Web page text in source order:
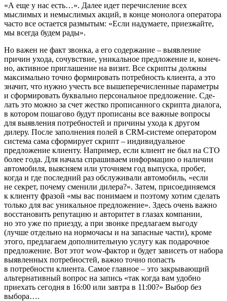
«А еще у нас есть…». Далее идет перечисление всех
мыслимых и немысли­мых акций, в конце монолога оператора
часто все остается размытым: «Если наду­маете, приезжайте,
мы всегда будем рады».
Но важен не факт звонка, а его содер­жание – выявление
причин ухода, сочув­ствие, уникальное предложение и, конеч­
но, активное приглашение на визит. Все скрипты должны
максимально точно фор­мировать потребность клиента, а это
зна­чит, что нужно учесть все вышеперечис­ленные параметры
и сформировать бук­вально персональное предложение. Сде­
лать это можно за счет жестко прописан­ного скрипта диалога,
в котором пошаго­во будут прописаны все важные вопросы
для выявления потребностей и причины ухода к другом
дилеру. После заполнения полей в CRM-системе оператором
систе­ма сама сформирует скрипт – индивидуальное
предложение клиенту. Напри­мер, если клиент не был на СТО
более года. Для начала спрашиваем информа­цию о наличии
автомобиля, выясняем или уточняем год выпуска, пробег,
когда и где последний раз обслуживали автомо­биль, «если
не секрет, почему сменили дилера?». Затем, присоединяемся
к кли­енту фразой «мы вас понимаем и поэтому хотим сделать
только для вас уникальное предложение». Здесь очень важно
восста­новить репутацию и авторитет в глазах компании,
но это уже по приезду, а при звонке предлагаем выгоду
(лучше отдель­но на нормочасы и на запасные части), кроме
этого, предлагаем дополнительную услугу как подарочное
предложение. Вот этот wow-фактор и будет зависеть от набора
выявленных потребностей, важно точно попасть
в потребности клиента. Самое главное – это закрывающий
аль­тернативный вопрос на запись «так когда вам удобно
приехать сегодня в 16:00 или завтра в 11:00?» Выбор без
выбора….